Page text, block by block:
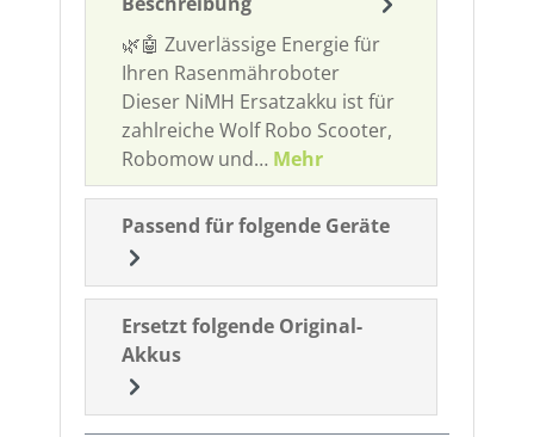
🌿🤖 Zuverlässige Energie für
Ihren Rasenmähroboter
Dieser NiMH Ersatzakku ist für
zahlreiche Wolf Robo Scooter,
Robomow und… Mehr
Passend für folgende Geräte
Ersetzt folgende Original-
Akkus